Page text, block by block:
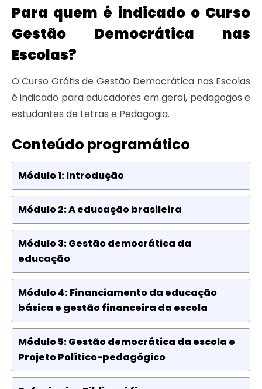
Para quem é indicado o Curso
Gestão Democrática nas
Escolas?
O Curso Grátis de Gestão Democrática nas Escolas
é indicado para educadores em geral, pedagogos e
estudantes de Letras e Pedagogia.
Conteúdo programático
Módulo 1: Introdução
Módulo 2: A educação brasileira
Módulo 3: Gestão democrática da
educação
Módulo 4: Financiamento da educação
básica e gestão financeira da escola
Módulo 5: Gestão democrática da escola e
Projeto Político-pedagógico